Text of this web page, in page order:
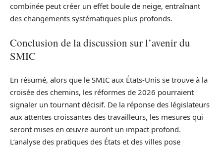
combinée peut créer un effet boule de neige, entraînant
des changements systématiques plus profonds.
Conclusion de la discussion sur l’avenir du
SMIC
En résumé, alors que le SMIC aux États-Unis se trouve à la
croisée des chemins, les réformes de 2026 pourraient
signaler un tournant décisif. De la réponse des législateurs
aux attentes croissantes des travailleurs, les mesures qui
seront mises en œuvre auront un impact profond.
L’analyse des pratiques des États et des villes pose